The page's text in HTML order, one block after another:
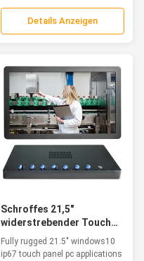
12V Features...
Details Anzeigen
Schroffes 21,5"
widerstrebender Touch
Screen PC Platte
Windows10 IP67
Fully rugged 21.5" windows10
ip67 touch panel pc applications